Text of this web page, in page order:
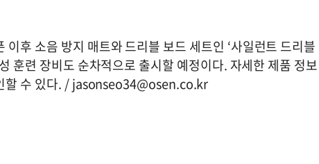
후 소음 방지 매트와 드리블 보드 세트인 ‘사일런트 드리블
훈련 장비도 순차적으로 출시할 예정이다. 자세한 제품 정보
할 수 있다. /jasonseo34@osen.co.kr